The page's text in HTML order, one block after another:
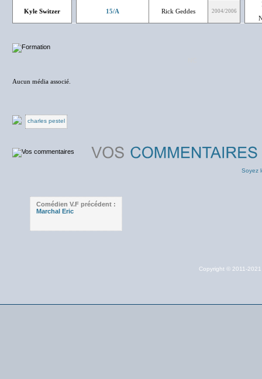
Kyle Switzer 15/A Rick Geddes 2004/2006
Aucun média associé.
charles pestel
Soyez
Comédien V.F précédent :
Marchal Eric
Copyright © 2011-